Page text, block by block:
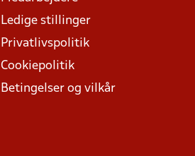
Ledige stillinger
Privatlivspolitik
Cookiepolitik
Betingelser og vilkår